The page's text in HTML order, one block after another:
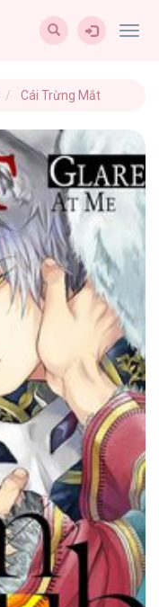
Cái Trừng Mắt